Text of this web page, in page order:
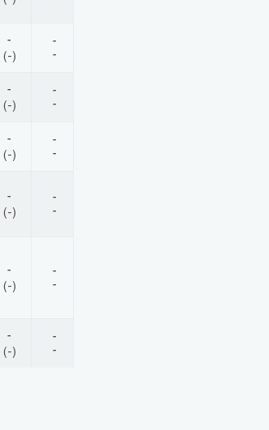
-
(-)
-
-
-
(-)
-
-
-
(-)
-
-
-
(-)
-
-
-
(-)
-
-
-
(-)
-
-